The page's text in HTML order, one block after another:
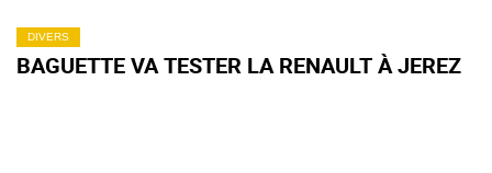
DIVERS
BAGUETTE VA TESTER LA RENAULT À JEREZ